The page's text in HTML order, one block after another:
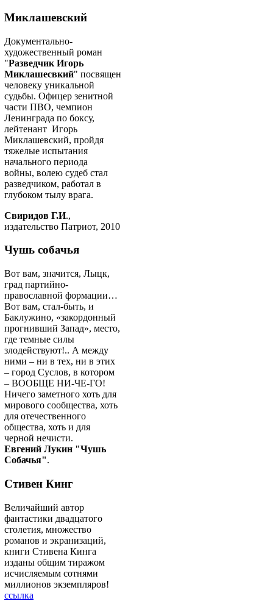
Миклашевский
Документально-
художественный роман
"Разведчик Игорь
Миклашесвкий" посвящен
человеку уникальной
судьбы. Офицер зенитной
части ПВО, чемпион
Ленинграда по боксу,
лейтенант Игорь
Миклашевский, пройдя
тяжелые испытания
начального периода
войны, волею судеб стал
разведчиком, работал в
глубоком тылу врага.
Свиридов Г.И.,
издательство Патриот, 2010
Чушь собачья
Вот вам, значится, Лыцк,
град партийно-
православной формации…
Вот вам, стал-быть, и
Баклужино, «закордонный
прогнивший Запад», место,
где темные силы
злодействуют!.. А между
ними – ни в тех, ни в этих
– город Суслов, в котором
– ВООБЩЕ НИ-ЧЕ-ГО!
Ничего заметного хоть для
мирового сообщества, хоть
для отечественного
общества, хоть и для
черной нечисти.
Евгений Лукин "Чушь
Собачья".
Стивен Кинг
Величайший автор
фантастики двадцатого
столетия, множество
романов и экранизаций,
книги Стивена Кинга
изданы общим тиражом
исчисляемым сотнями
миллионов экземпляров!
ссылка